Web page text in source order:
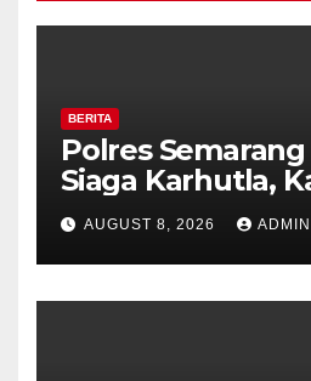
BERITA
Polres
Siaga Karhutla,
Tekankan Sinergi
Kesiapsiagaan
Kemarau.
AUGUST 8, 2026 ADMIN